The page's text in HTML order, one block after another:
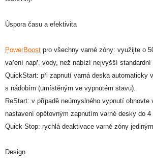
Úspora času a efektivita
PowerBoost pro všechny varné zóny: využijte o
vaření např. vody, než nabízí nejvyšší standardní
QuickStart: při zapnutí varná deska automaticky
s nádobím (umístěným ve vypnutém stavu).
ReStart: v případě neúmyslného vypnutí obnovte
nastavení opětovným zapnutím varné desky do 4
Quick Stop: rychlá deaktivace varné zóny
Design